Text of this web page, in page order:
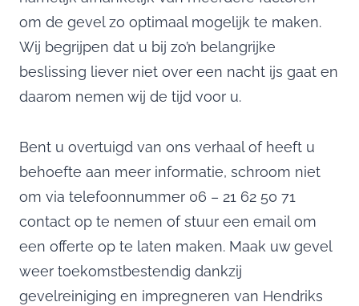
om de gevel zo optimaal mogelijk te maken.
Wij begrijpen dat u bij zo’n belangrijke
beslissing liever niet over een nacht ijs gaat en
daarom nemen wij de tijd voor u.
Bent u overtuigd van ons verhaal of heeft u
behoefte aan meer informatie, schroom niet
om via telefoonnummer 06 – 21 62 50 71
contact op te nemen of stuur een email om
een offerte op te laten maken. Maak uw gevel
weer toekomstbestendig dankzij
gevelreiniging en impregneren van Hendriks